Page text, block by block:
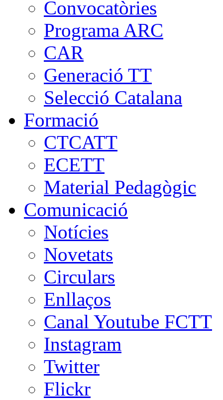
Convocatòries
Programa ARC
CAR
Generació TT
Selecció Catalana
Formació
CTCATT
ECETT
Material Pedagògic
Comunicació
Notícies
Novetats
Circulars
Enllaços
Canal Youtube FCTT
Instagram
Twitter
Flickr